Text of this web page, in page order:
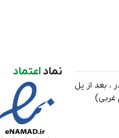
، بعد از پل
غربی)
نماداعتماد